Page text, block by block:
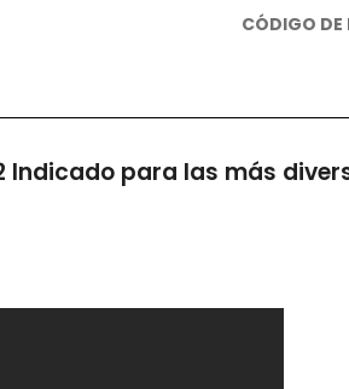
CÓDIGO
Indicado para las más